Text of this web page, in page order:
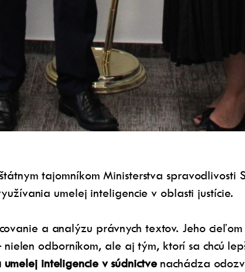
tajomníkom Ministerstva spravodlivosti
umelej inteligencie v oblasti justície.
a analýzu právnych textov. Jeho
odborníkom, ale aj tým, ktorí sa chcú
inteligencie v súdnictvenachádza